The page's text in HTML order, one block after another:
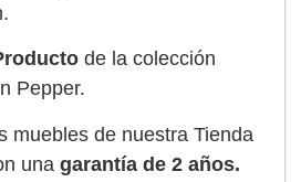
de la colección
Pepper.
muebles de nuestra Tienda
una garantía de 2 años.